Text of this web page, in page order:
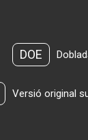
DOE
Versió original